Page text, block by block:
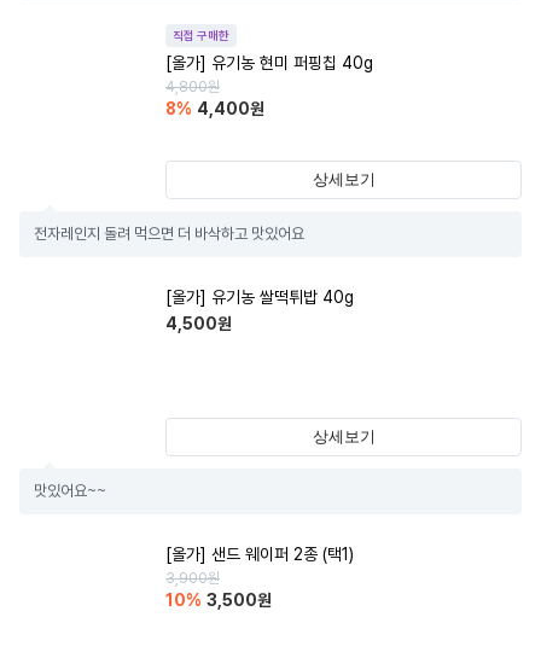
직접 구매한
[올가] 유기농 현미 퍼핑칩 40g
4,800원
8% 4,400원
상세보기
전자레인지 돌려 먹으면 더 바삭하고 맛있어요
[올가] 유기농 쌀떡튀밥 40g
4,500원
상세보기
맛있어요~~
[올가] 샌드 웨이퍼 2종 (택1)
3,900원
10% 3,500원